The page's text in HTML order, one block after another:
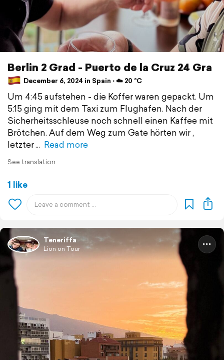
Berlin 2 Grad - Puerto de la Cruz 24 Gra
December 6, 2024 in Spain ⋅ ☁️ 20 °C
Um 4:45 aufstehen - die Koffer waren gepackt. Um
5:15 ging mit dem Taxi zum Flughafen. Nach der
Sicherheitsschleuse noch schnell einen Kaffee mit
Brötchen. Auf dem Weg zum Gate hörten wir ,
letzter
Read more
See translation
1 like
Teneriffa
Lion on Tour